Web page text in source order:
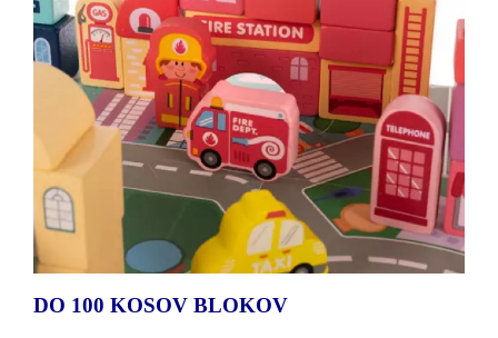
DO 100 KOSOV BLOKOV